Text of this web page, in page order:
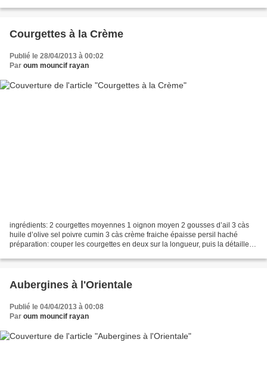
Courgettes à la Crème
Publié le 28/04/2013 à 00:02
Par oum mouncif rayan
ingrédients: 2 courgettes moyennes 1 oignon moyen 2 gousses d’ail 3 càs
huile d’olive sel poivre cumin 3 càs crème fraiche épaisse persil haché
préparation: couper les courgettes en deux sur la longueur, puis la détailler
Aubergines à l'Orientale
Publié le 04/04/2013 à 00:08
Par oum mouncif rayan